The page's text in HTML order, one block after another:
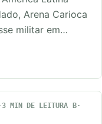
Arena Carioca
militar em…
3 MIN DE LEITURA